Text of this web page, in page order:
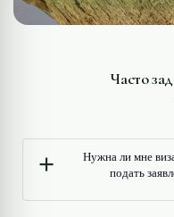
Часто
Нужна ли мне
подать